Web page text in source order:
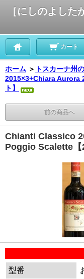
［にしのよし
カート
ホーム ＞ トスカーナ州
2015×3+Chiara Aurora
ト】
前の商品へ
Chianti Classico
Poggio Scalette【
型番